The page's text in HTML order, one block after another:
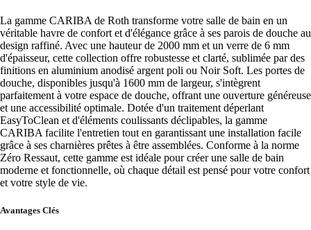
La gamme CARIBA de Roth transforme votre salle de bain en un
véritable havre de confort et d'élégance grâce à ses parois de douche au
design raffiné. Avec une hauteur de 2000 mm et un verre de 6 mm
d'épaisseur, cette collection offre robustesse et clarté, sublimée par des
finitions en aluminium anodisé argent poli ou Noir Soft. Les portes de
douche, disponibles jusqu'à 1600 mm de largeur, s'intègrent
parfaitement à votre espace de douche, offrant une ouverture généreuse
et une accessibilité optimale. Dotée d'un traitement déperlant
EasyToClean et d'éléments coulissants déclipables, la gamme
CARIBA facilite l'entretien tout en garantissant une installation facile
grâce à ses charnières prêtes à être assemblées. Conforme à la norme
Zéro Ressaut, cette gamme est idéale pour créer une salle de bain
moderne et fonctionnelle, où chaque détail est pensé pour votre confort
et votre style de vie.
Avantages Clés